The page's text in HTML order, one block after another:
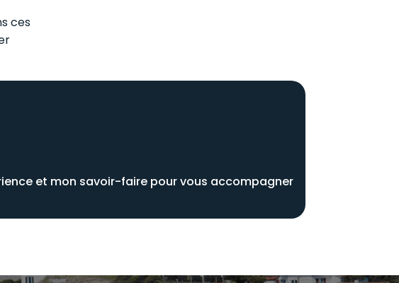
ces
et mon savoir-faire pour vous accompagner